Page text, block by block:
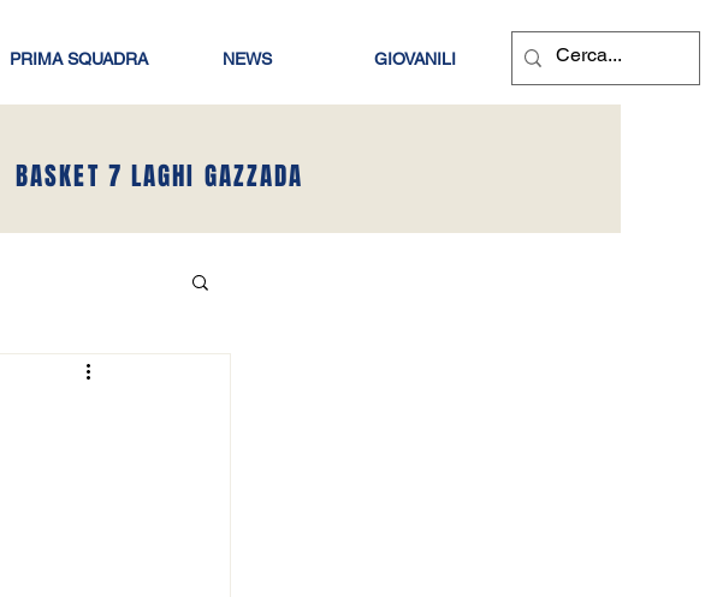
PRIMA SQUADRA NEWS GIOVANILI
BASKET 7 LAGHI GAZZADA